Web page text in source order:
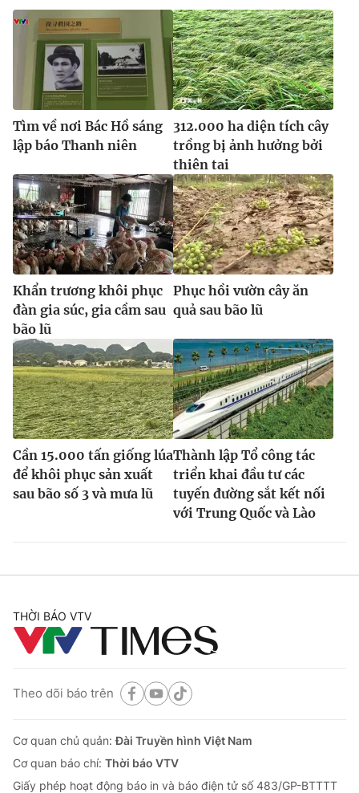
® Cấm sao chép dưới mọi hình thức nếu không có sự chấp
thuận bằng văn bản. Ghi rõ nguồn VTV.vn khi phát hành lại
thông tin từ website này.
Tìm về nơi Bác Hồ sáng
lập báo Thanh niên
312.000 ha diện tích cây
trồng bị ảnh hưởng bởi
thiên tai
Khẩn trương khôi phục
đàn gia súc, gia cầm sau
bão lũ
Phục hồi vườn cây ăn
quả sau bão lũ
Cần 15.000 tấn giống lúa
để khôi phục sản xuất
sau bão số 3 và mưa lũ
Thành lập Tổ công tác
triển khai đầu tư các
tuyến đường sắt kết nối
với Trung Quốc và Lào
THỜI BÁO VTV
Theo dõi báo trên
Cơ quan chủ quản:Đài Truyền hình Việt Nam
Cơ quan báo chí: Thời báo VTV
Giấy phép hoạt động báo in và báo điện tử số 483/GP-BTTTT